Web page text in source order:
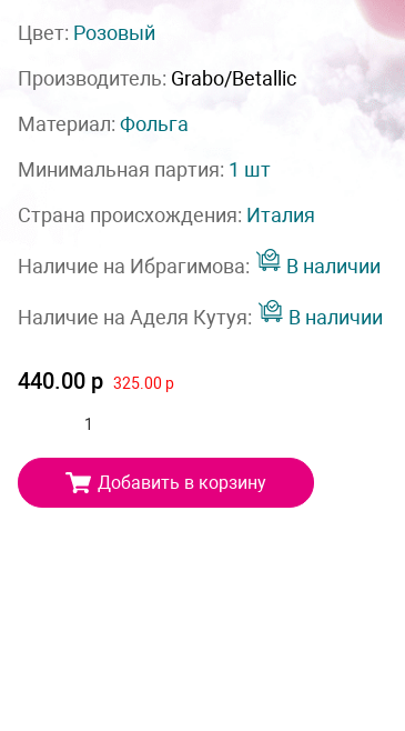
Цвет: Розовый
Производитель: Grabo/Betallic
Материал: Фольга
Минимальная партия: 1 шт
Страна происхождения: Италия
Наличие на Ибрагимова: В наличии
Наличие на Аделя Кутуя: В наличии
440.00 р 325.00 р
Добавить в корзину